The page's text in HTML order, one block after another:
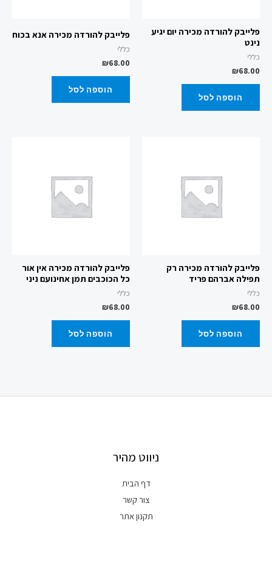
פלייבק להורדה מכירה יום יגיע
נינט
כללי
₪68.00
הוספה לסל
פלייבק להורדה מכירה אנא בכוח
כללי
₪68.00
הוספה לסל
פלייבק להורדה מכירה רק
תפילה אברהם פריד
כללי
₪68.00
הוספה לסל
פלייבק להורדה מכירה אין אור
כל הכוכבים תמן אחינועם ניני
כללי
₪68.00
הוספה לסל
ניווט מהיר
דף הבית
צור קשר
תקנון אתר